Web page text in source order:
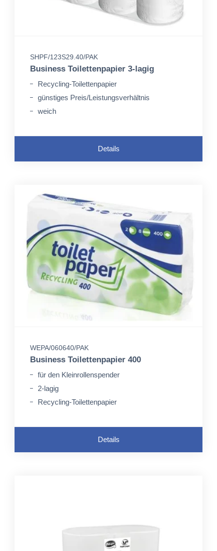
SHPF/123S29.40/PAK
Business Toilettenpapier 3-lagig
Recycling-Toilettenpapier
günstiges Preis/Leistungsverhältnis
weich
Details
WEPA/060640/PAK
Business Toilettenpapier 400
für den Kleinrollenspender
2-lagig
Recycling-Toilettenpapier
Details